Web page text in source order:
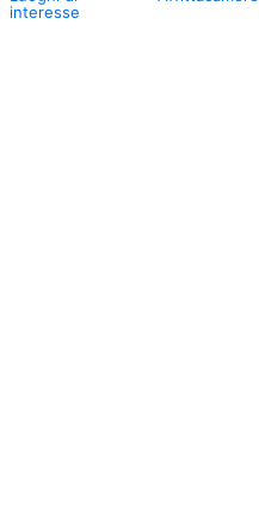
interesse